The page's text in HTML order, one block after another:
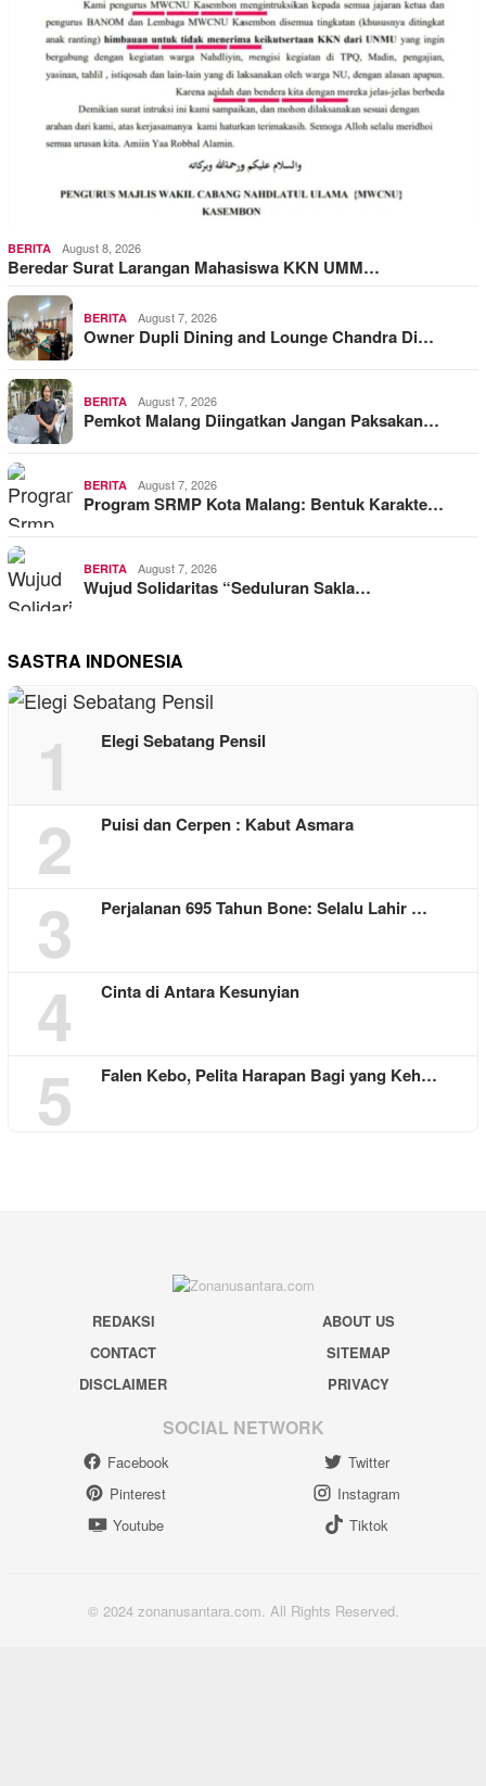
BERITA August 8, 2026
Beredar Surat Larangan Mahasiswa KKN UMM…
BERITA August 7, 2026
Owner Dupli Dining and Lounge Chandra Di…
BERITA August 7, 2026
Pemkot Malang Diingatkan Jangan Paksakan…
BERITA August 7, 2026
Program SRMP Kota Malang: Bentuk Karakte…
BERITA August 7, 2026
Wujud Solidaritas “Seduluran Sakla…
SASTRA INDONESIA
1 Elegi Sebatang Pensil
2 Puisi dan Cerpen : Kabut Asmara
3 Perjalanan 695 Tahun Bone: Selalu Lahir …
4 Cinta di Antara Kesunyian
5 Falen Kebo, Pelita Harapan Bagi yang Keh…
REDAKSI
ABOUT US
CONTACT
SITEMAP
DISCLAIMER
PRIVACY
SOCIAL NETWORK
Facebook
Twitter
Pinterest
Instagram
Youtube
Tiktok
© 2024 zonanusantara.com. All Rights Reserved.